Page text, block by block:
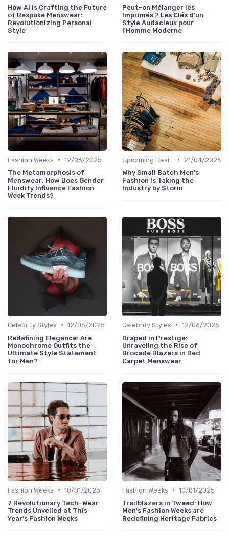
How AI is Crafting the Future
of Bespoke Menswear:
Revolutionizing Personal
Style
Peut-on Mélanger les
Imprimés ? Les Clés d'un
Style Audacieux pour
l'Homme Moderne
Fashion Weeks • 12/06/2025
The Metamorphosis of
Menswear: How Does Gender
Fluidity Influence Fashion
Week Trends?
•
21/04/2025
Why Small Batch Men's
Fashion Is Taking the
Industry by Storm
Celebrity Styles • 12/06/2025
Redefining Elegance: Are
Monochrome Outfits the
Ultimate Style Statement
for Men?
Celebrity Styles • 12/06/2025
Draped in Prestige:
Unraveling the Rise of
Brocade Blazers in Red
Carpet Menswear
Fashion Weeks • 10/01/2025
7 Revolutionary Tech-Wear
Trends Unveiled at This
Year's Fashion Weeks
Fashion Weeks • 10/01/2025
Trailblazers in Tweed: How
Men's Fashion Weeks are
Redefining Heritage Fabrics